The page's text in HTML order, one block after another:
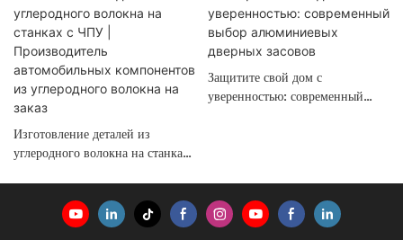
Изготовление деталей из
углеродного волокна на станках
углеродного волокна на заказ
Защитите свой дом с
уверенностью: современный